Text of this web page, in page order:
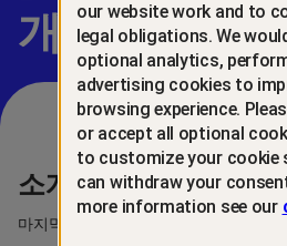
개인 정보 처
소개
마지막 업데이트: 2026년 3월 6일
our website work and to
legal obligations. We
optional analytics,
advertising cookies to
browsing experience.
or accept all optional
to customize your cookie
can withdraw your
more information see our